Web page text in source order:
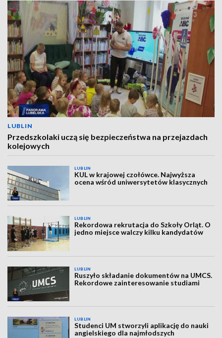
LUBLIN
Przedszkolaki uczą się bezpieczeństwa na przejazdach
kolejowych
LUBLIN
KUL w krajowej czołówce. Najwyższa
ocena wśród uniwersytetów klasycznych
LUBLIN
Rekordowa rekrutacja do Szkoły Orląt. O
jedno miejsce walczy kilku kandydatów
LUBLIN
Ruszyło składanie dokumentów na UMCS.
Rekordowe zainteresowanie studiami
LUBLIN
Studenci UM stworzyli aplikację do nauki
angielskiego dla najmłodszych